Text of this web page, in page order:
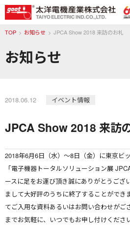
お知らせ
TOP お知らせ JPCA Show 2018 来訪のお礼
2018.06.12 イベント情報
JPCA Show 2018 来訪
2018年6月6日（水）～8日（金）に東京ビ
「電子機器トータルソリューション展
ースに足をお運び頂き誠にありがとうござ
まして大好評のうちに終了することができ
てご入用な資料あるいはお問い合わせがご
までお気軽に、いつでもお申し付けくださ